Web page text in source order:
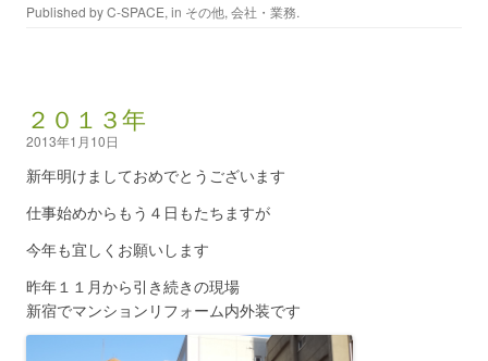
Published byC-SPACE, in その他, 会社・業務.
２０１３年
2013年1月10日
新年明けましておめでとうございます
仕事始めからもう４日もたちますが
今年も宜しくお願いします
昨年１１月から引き続きの現場
新宿でマンションリフォーム内外装です